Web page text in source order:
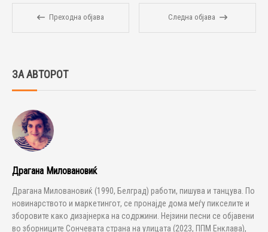
Преходна објава Следна објава
ЗА АВТОРОТ
Драгана Миловановиќ
Драгана Миловановиќ (1990, Белград) работи, пишува и танцува. По
новинарството и маркетингот, се пронајде дома меѓу пикселите и
зборовите како дизајнерка на содржини. Нејзини песни се објавени
во зборниците Сончевата страна на улицата (2023, ППМ Енклава),